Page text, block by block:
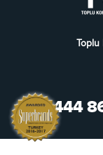
Toplu